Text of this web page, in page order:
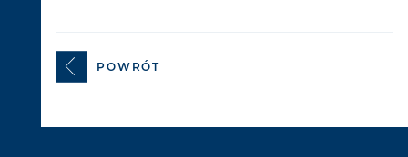
POWRÓT